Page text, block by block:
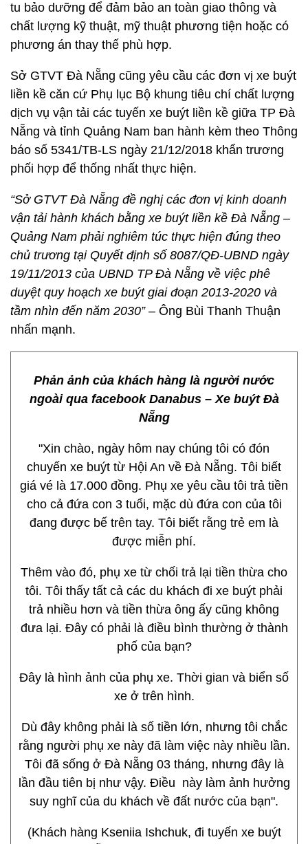
tu bảo dưỡng để đảm bảo an toàn giao thông và
chất lượng kỹ thuật, mỹ thuật phương tiện hoặc có
phương án thay thế phù hợp.
Sở GTVT Đà Nẵng cũng yêu cầu các đơn vị xe buýt
liền kề căn cứ Phụ lục Bộ khung tiêu chí chất lượng
dịch vụ vận tải các tuyến xe buýt liền kề giữa TP Đà
Nẵng và tỉnh Quảng Nam ban hành kèm theo Thông
báo số 5341/TB-LS ngày 21/12/2018 khẩn trương
phối hợp để thống nhất thực hiện.
“Sở GTVT Đà Nẵng đề nghị các đơn vị kinh doanh
vận tải hành khách bằng xe buýt liền kề Đà Nẵng –
Quảng Nam phải nghiêm túc thực hiện đúng theo
chủ trương tại Quyết định số 8087/QĐ-UBND ngày
19/11/2013 của UBND TP Đà Nẵng về việc phê
duyệt quy hoạch xe buýt giai đoạn 2013-2020 và
tầm nhìn đến năm 2030”– Ông Bùi Thanh Thuận
nhấn mạnh.
Phản ảnh của khách hàng là người nước
ngoài qua facebook Danabus – Xe buýt Đà
Nẵng
"Xin chào, ngày hôm nay chúng tôi có đón
chuyến xe buýt từ Hội An về Đà Nẵng. Tôi biết
giá vé là 17.000 đồng. Phụ xe yêu cầu tôi trả tiền
cho cả đứa con 3 tuổi, mặc dù đứa con của tôi
đang được bế trên tay. Tôi biết rằng trẻ em là
được miễn phí.
Thêm vào đó, phụ xe từ chối trả lại tiền thừa cho
tôi. Tôi thấy tất cả các du khách đi xe buýt phải
trả nhiều hơn và tiền thừa ông ấy cũng không
đưa lại. Đây có phải là điều bình thường ở thành
phố của bạn?
Đây là hình ảnh của phụ xe. Thời gian và biển số
xe ở trên hình.
Dù đây không phải là số tiền lớn, nhưng tôi chắc
rằng người phụ xe này đã làm việc này nhiều lần.
Tôi đã sống ở Đà Nẵng 03 tháng, nhưng đây là
lần đầu tiên bị như vậy. Điều này làm ảnh hưởng
suy nghĩ của du khách về đất nước của bạn".
(Khách hàng Kseniia Ishchuk, đi tuyến xe buýt